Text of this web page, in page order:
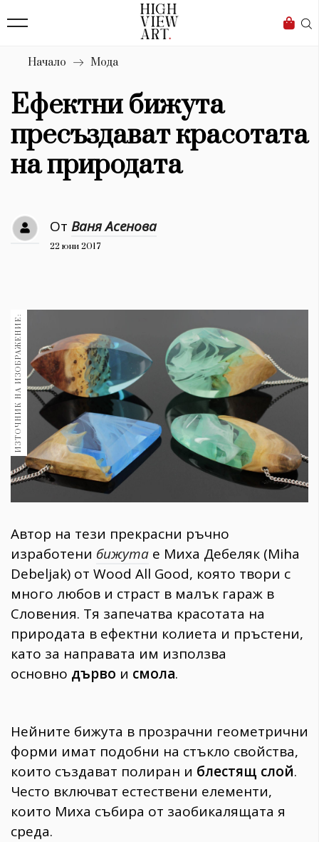
Бизнес
Мода
Dialogue
Изкуство
4340
Красота
Дизайн
Книги
30+
Гурме 1710
Пътувай
237
Здраве 389
Gentlemen
Wellness
1817
ПОСЛЕДВАЙТЕ
НИ
Начало Мода
Ефектни бижута
пресъздават красотата
на природата
От Ваня Асенова
22 юни 2017
ИЗТОЧНИК НА ИЗОБРАЖЕНИЕ:
Автор на тези прекрасни ръчно
изработени бижута е Миха Дебеляк (Miha
Debeljak) от Wood All Good, която твори с
много любов и страст в малък гараж в
Словения. Тя запечатва красотата на
природата в ефектни колиета и пръстени,
като за направата им използва
основно дърво и смола.
Нейните бижута в прозрачни геометрични
форми имат подобни на стъкло свойства,
които създават полиран и блестящ слой.
Често включват естествени елементи,
които Миха събира от заобикалящата я
среда.